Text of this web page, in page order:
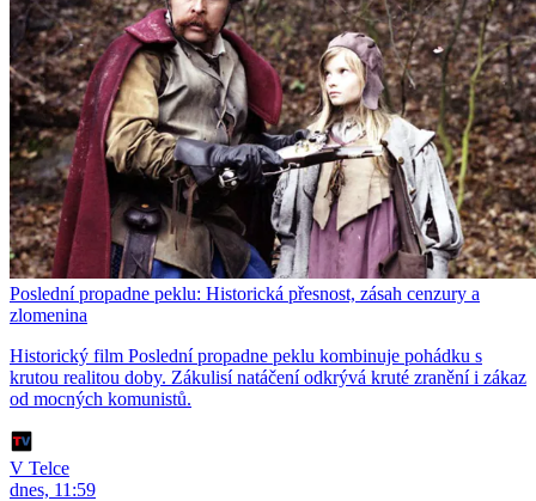
Poslední propadne peklu: Historická přesnost, zásah cenzury a
zlomenina
Historický film Poslední propadne peklu kombinuje pohádku s
krutou realitou doby. Zákulisí natáčení odkrývá kruté zranění i zákaz
od mocných komunistů.
V Telce
dnes, 11:59